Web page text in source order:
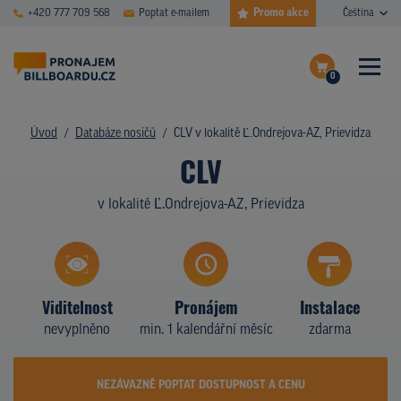
+420 777 709 568 Poptat e-mailem Promo akce Čeština
0
Dokončit poptávku
Zobrazit nosiče na mapě
ČASTÉ DOTAZY
DATABÁZE NOSIČŮ
PLOCHY V AKCI
CENY
Z PRAXE
KDO JSME
Úvod Databáze nosičů CLV v lokalitě Ľ.Ondrejova-AZ, Prievidza
CLV
v lokalitě Ľ.Ondrejova-AZ, Prievidza
Viditelnost
nevyplněno
Pronájem
min. 1 kalendářní měsíc
Instalace
zdarma
NEZÁVAZNĚ POPTAT DOSTUPNOST A CENU